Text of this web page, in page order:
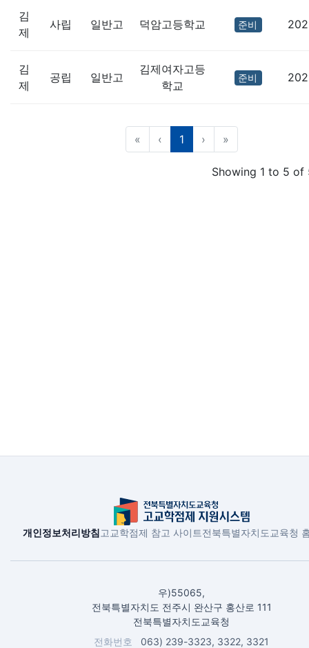
김
제
사립 일반고 덕암고등학교 준비
김
제
공립 일반고
김제여자고등
학교
준비
« ‹ 1 (current)
› »
Showing 1 to 5 of
개인정보처리방침고교학점제 참고 사이트전북특별자치도교육청
우)55065,
전북특별자치도 전주시 완산구 홍산로 111
전북특별자치도교육청
전화번호
063) 239-3323, 3322, 3321